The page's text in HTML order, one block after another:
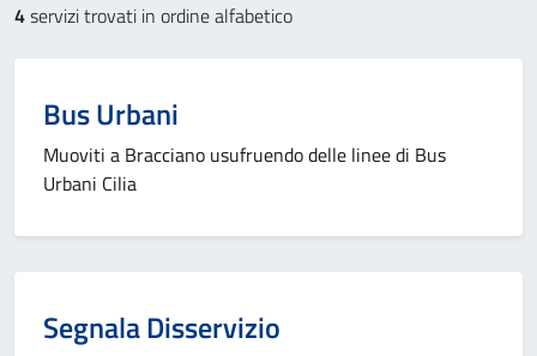
4servizi trovati in ordine alfabetico
Bus Urbani
Muoviti a Bracciano usufruendo delle linee di Bus
Urbani Cilia
Segnala Disservizio